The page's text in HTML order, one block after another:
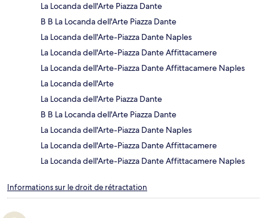
La Locanda dell'Arte Piazza Dante
B B La Locanda dell'Arte Piazza Dante
La Locanda dell'Arte-Piazza Dante Naples
La Locanda dell'Arte-Piazza Dante Affittacamere
La Locanda dell'Arte-Piazza Dante Affittacamere Naples
La Locanda dell'Arte
La Locanda dell'Arte Piazza Dante
B B La Locanda dell'Arte Piazza Dante
La Locanda dell'Arte-Piazza Dante Naples
La Locanda dell'Arte-Piazza Dante Affittacamere
La Locanda dell'Arte-Piazza Dante Affittacamere Naples
Informations sur le droit de rétractation